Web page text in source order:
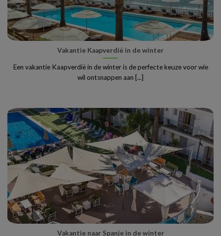
Vakantie Kaapverdië in de winter
Een vakantie Kaapverdië in de winter is de perfecte keuze voor wie
wil ontsnappen aan [...]
Vakantie naar Spanje in de winter